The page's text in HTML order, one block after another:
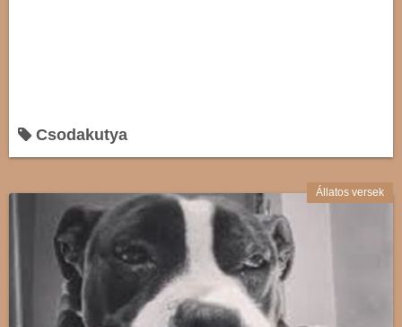
Csodakutya
Állatos versek